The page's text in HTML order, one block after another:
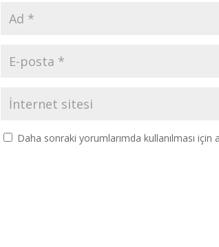
Daha sonraki yorumlarımda kullanılması